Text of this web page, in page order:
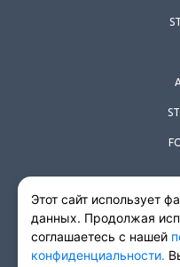
© 2026
Политика
Этот сайт использует
данных. Продолжая
соглашаетесь с нашей
конфиденциальности.